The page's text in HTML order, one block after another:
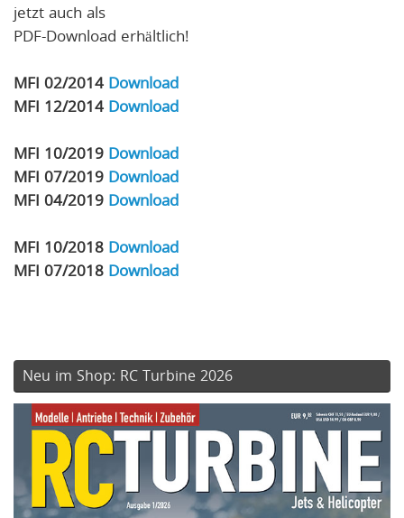
jetzt auch als
PDF-Download erhältlich!
MFI 02/2014 Download
MFI 12/2014 Download
MFI 10/2019 Download
MFI 07/2019 Download
MFI 04/2019 Download
MFI 10/2018 Download
MFI 07/2018 Download
Neu im Shop: RC Turbine 2026